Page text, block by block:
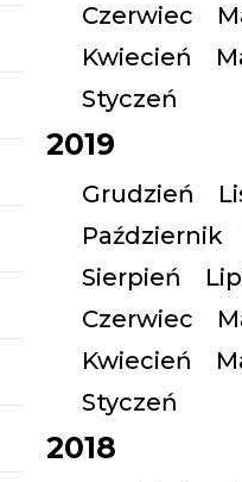
Czerwiec
Kwiecień
Styczeń
2019
Grudzień
Październik
Sierpień
Czerwiec
Kwiecień
Styczeń
2018